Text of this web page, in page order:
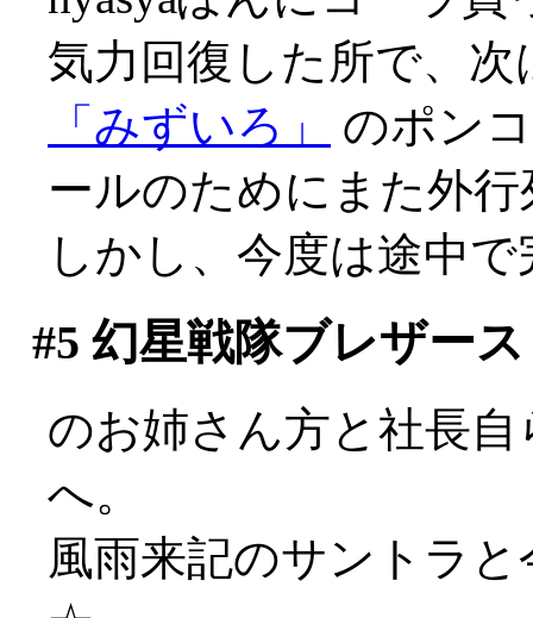
気力回復した所で、
「みずいろ」
のポン
ールのためにまた外行
しかし、今度は途中
#5 幻星戦隊ブレザー
のお姉さん方と社長
へ。
風雨来記のサントラ